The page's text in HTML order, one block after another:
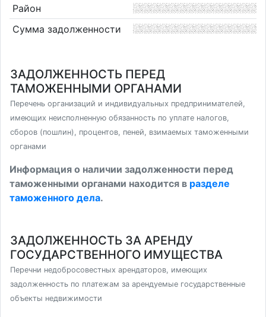
Район
Сумма задолженности
ЗАДОЛЖЕННОСТЬ ПЕРЕД
ТАМОЖЕННЫМИ ОРГАНАМИ
Перечень организаций и индивидуальных предпринимателей,
имеющих неисполненную обязанность по уплате налогов,
сборов (пошлин), процентов, пеней, взимаемых таможенными
органами
Информация о наличии задолженности перед
таможенными органами находится в разделе
таможенного дела.
ЗАДОЛЖЕННОСТЬ ЗА АРЕНДУ
ГОСУДАРСТВЕННОГО ИМУЩЕСТВА
Перечни недобросовестных арендаторов, имеющих
задолженность по платежам за арендуемые государственные
объекты недвижимости